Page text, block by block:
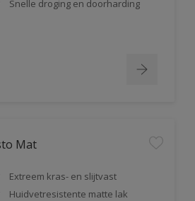
Snelle droging en doorharding
Mat
Extreem kras- en slijtvast
Huidvetresistente matte lak